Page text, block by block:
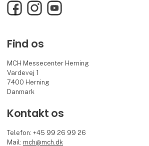
FacebookInstagramYouTube
Find os
MCH Messecenter Herning
Vardevej 1
7400 Herning
Danmark
Kontakt os
Telefon: +45 99 26 99 26
Mail: mch@mch.dk